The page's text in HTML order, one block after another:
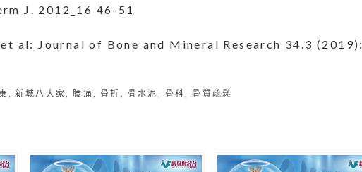
J. 2012_16 46-51
al: Journal of Bone and Mineral Research 34.3 (2019):
,新城八大家 ,腰痛 骨折 骨水泥 骨科 骨質疏鬆